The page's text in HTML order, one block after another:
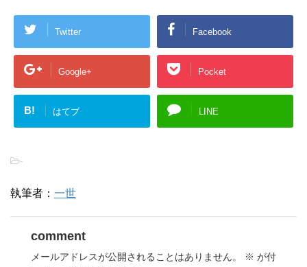
Twitter Facebook
Google+ Pocket
B! はてブ LINE
-
執筆者： 一世
comment
メールアドレスが公開されることはありません。 ※ が付